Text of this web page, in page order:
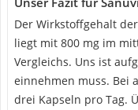
Der Wirkstoffgehalt
liegt mit 800 mg im
Vergleichs. Uns ist
einnehmen muss. Bei
drei Kapseln pro Tag.